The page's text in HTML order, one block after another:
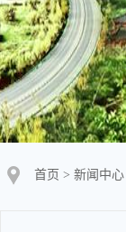
首页 > 新闻中心